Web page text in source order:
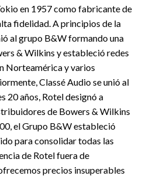
en 1957 como fabricante de
fidelidad. A principios de la
al grupo B&W formando una
& Wilkins y estableció redes
Norteamérica y varios
Classé Audio se unió al
20 años, Rotel designó a
de Bowers & Wilkins
el Grupo B&W estableció
para consolidar todas las
de Rotel fuera de
precios insuperables